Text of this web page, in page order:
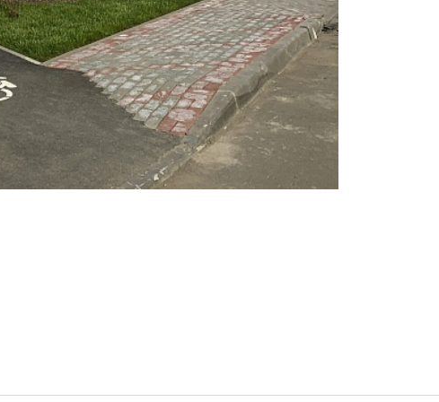
Нажимая кнопку «Отправить», вы даёте согласие на обработку
персональных данных.
${ getCodeBtnText }